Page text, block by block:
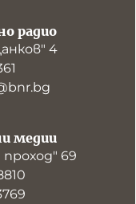
радио
4
медии
69